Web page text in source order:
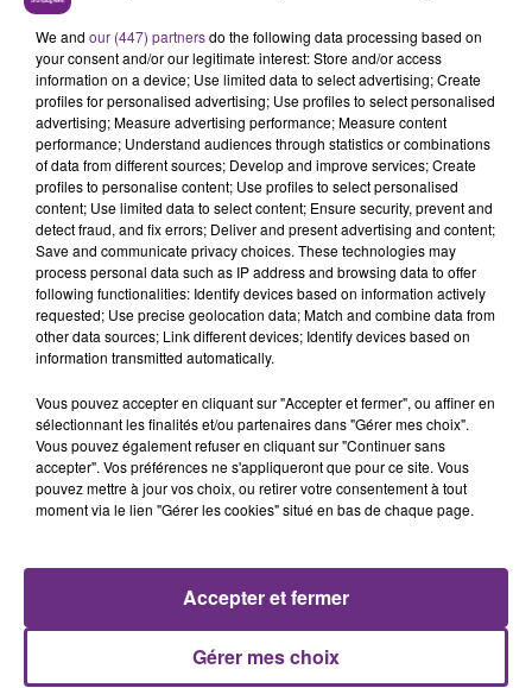
LA CENTRALE NUCLÉAIRE DE CHOOZ
TOUJOURS À L'ARRÊT
Cela fait déjà une semaine que la centrale
nucléaire ardennaise est à l'arrêt. Une situation
justifiée par la sécheresse intense qui est toujours
présente.
LE MAGASIN JOUÉCLUB DE REIMS FERME
SES PORTES
C'était l'une des institutions du centre-ville
rémois. Le magasin JouéClub est contraint de
fermer ses portes.
TITRES DIFFUSÉS
We and our (447) partnersdo the following data processing based on
your consent and/or our legitimate interest: Store and/or access
information on a device; Use limited data to select advertising; Create
profiles for personalised advertising; Use profiles to select personalised
advertising; Measure advertising performance; Measure content
performance; Understand audiences through statistics or combinations
of data from different sources; Develop and improve services; Create
profiles to personalise content; Use profiles to select personalised
content; Use limited data to select content; Ensure security, prevent and
detect fraud, and fix errors; Deliver and present advertising and content;
Save and communicate privacy choices. These technologies may
process personal data such as IP address and browsing data to offer
following functionalities: Identify devices based on information actively
requested; Use precise geolocation data; Match and combine data from
other data sources; Link different devices; Identify devices based on
information transmitted automatically.
Vous pouvez accepter en cliquant sur "Accepter et fermer", ou affiner en
sélectionnant les finalités et/ou partenaires dans "Gérer mes choix".
Vous pouvez également refuser en cliquant sur "Continuer sans
accepter". Vos préférences ne s'appliqueront que pour ce site. Vous
pouvez mettre à jour vos choix, ou retirer votre consentement à tout
moment via le lien "Gérer les cookies" situé en bas de chaque page.
Gérer mes choix
Accepter et fermer